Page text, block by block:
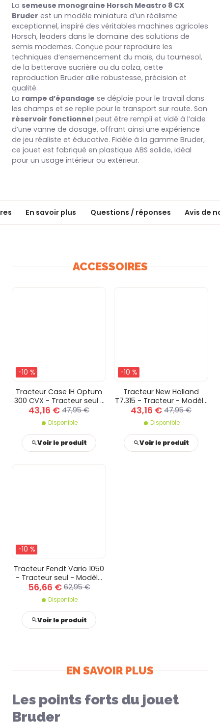
La semeuse monograine Horsch Meastro 8 CX
Bruder est un modèle miniature d’un réalisme
exceptionnel, inspiré des véritables machines agricoles
Horsch, leaders dans le domaine des solutions de
semis modernes. Conçue pour reproduire les
techniques d’ensemencement du maïs, du tournesol,
de la betterave sucrière ou du colza, cette
reproduction Bruder allie robustesse, précision et
qualité.
La rampe d’épandage se déploie pour le travail dans
les champs et se replie pour le transport sur route. Son
réservoir fonctionnel peut être rempli et vidé à l’aide
d’une vanne de dosage, offrant ainsi une expérience
de jeu réaliste et éducative. Fidèle à la gamme Bruder,
ce jouet est fabriqué en plastique ABS solide, idéal
pour un usage intérieur ou extérieur.
En savoir plus Questions / réponses Avis de
ACCESSOIRES
-10 %
Tracteur Case IH Optum
300 CVX - Tracteur seul -
Modèle de tracteur -
Tracteur seul
43,16 € 47,95 €
Disponible
Voir le produit
-10 %
Tracteur New Holland
T7.315 - Tracteur - Modèle
de tracteur - Tracteur
43,16 € 47,95 €
Disponible
Voir le produit
-10 %
Tracteur Fendt Vario 1050
- Tracteur seul - Modèle
de tracteur - Tracteur
seul
56,66 € 62,95 €
Disponible
Voir le produit
EN SAVOIR PLUS
Les points forts du jouet
Bruder